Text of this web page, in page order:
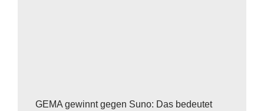
GEMA gewinnt gegen Suno: Das bedeutet